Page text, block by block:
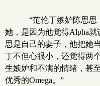
“范伦丁嫉妒陈思思
她，是因为他觉得Alpha就
思是自己的妻子，他把她
丁不但心眼小，还觉得两
生嫉妒和不满的情绪，甚
优秀的Omega。”